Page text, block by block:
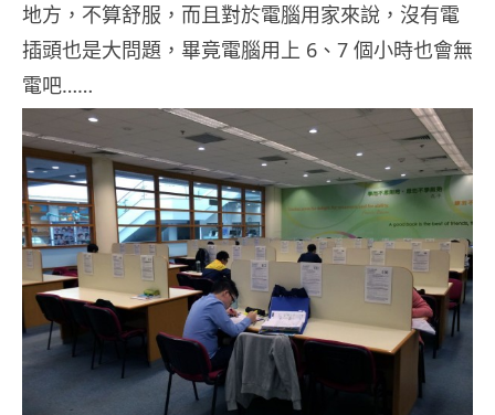
地方，不算舒服，而且對於電腦用家來說，沒有電
插頭也是大問題，畢竟電腦用上 6、7 個小時也會無
電吧……